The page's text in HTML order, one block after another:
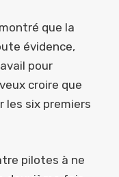
que la
évidence,
pour
croire que
les six premiers
pilotes à ne